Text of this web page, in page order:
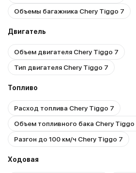
Объемы багажника Chery Tiggo 7
Двигатель
Объем двигателя Chery Tiggo 7
Тип двигателя Chery Tiggo 7
Топливо
Расход топлива Chery Tiggo 7
Объем топливного бака Chery Tiggo
Разгон до 100 км/ч Chery Tiggo 7
Ходовая